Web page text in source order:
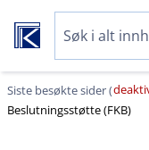
Siste besøkte sider (
Beslutningsstøtte (FKB)